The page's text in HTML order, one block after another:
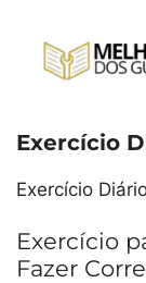
Exercício
Exercício
Exercício
Fazer